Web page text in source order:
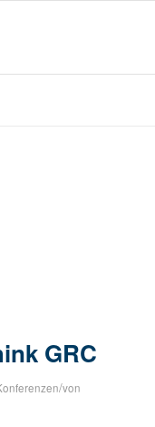
GRC
/von